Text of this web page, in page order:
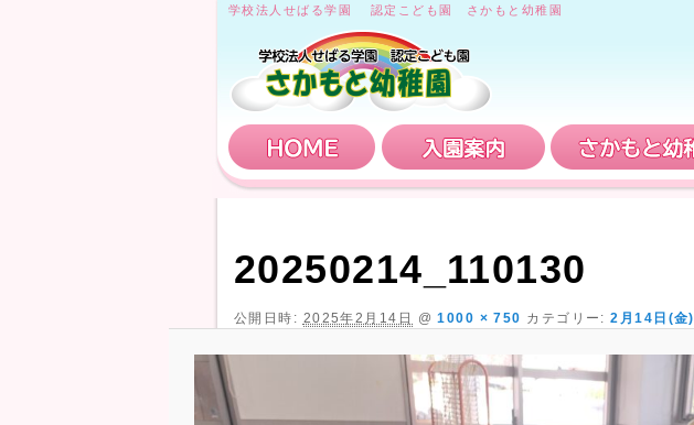
学校法人せばる学園 認定こども園 さかもと幼稚園
HOME 入園案内
20250214_110130
公開日時: 2025年2月14日 @1000 × 750 カテゴリー:2月14日(金)